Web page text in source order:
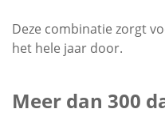
Deze combinatie zorgt
het hele jaar door.
Meer dan 300